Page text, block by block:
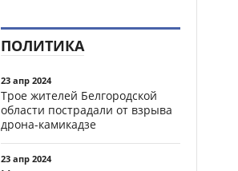
ПОЛИТИКА
23 апр 2024
Трое жителей Белгородской
области пострадали от взрыва
дрона-камикадзе
23 апр 2024